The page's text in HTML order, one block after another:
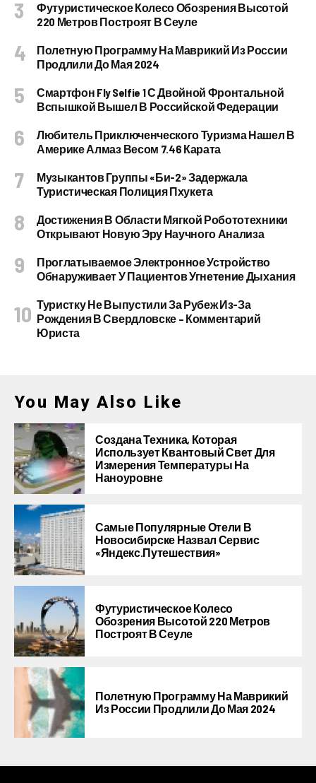
Футуристическое Колесо Обозрения Высотой
220 Метров Построят В Сеуле
Полетную Программу На Маврикий Из России
Продлили До Мая 2024
Смартфон Fly Selfie 1 С Двойной Фронтальной
Вспышкой Вышел В Российской Федерации
Любитель Приключенческого Туризма Нашел В
Америке Алмаз Весом 7.46 Карата
Музыкантов Группы «Би-2» Задержала
Туристическая Полиция Пхукета
Достижения В Области Мягкой Робототехники
Открывают Новую Эру Научного Анализа
Проглатываемое Электронное Устройство
Обнаруживает У Пациентов Угнетение Дыхания
Туристку Не Выпустили За Рубеж Из-За
Рождения В Свердловске – Комментарий
Юриста
You May Also Like
Создана Техника, Которая
Использует Квантовый Свет Для
Измерения Температуры На
Наноуровне
Самые Популярные Отели В
Новосибирске Назвал Сервис
«Яндекс.Путешествия»
Футуристическое Колесо
Обозрения Высотой 220 Метров
Построят В Сеуле
Полетную Программу На Маврикий
Из России Продлили До Мая 2024